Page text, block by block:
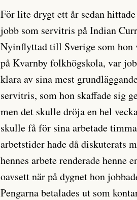
För lite drygt ett år sedan
jobb som servitris på Indian
Nyinflyttad till Sverige som hon
på Kvarnby folkhögskola, var
klara av sina mest
servitris, som hon skaffade sig
men det skulle dröja en hel
skulle få för sina arbetade
arbetstider hade då diskuterats
hennes arbete renderade
oavsett när på dygnet hon
Pengarna betalades ut som